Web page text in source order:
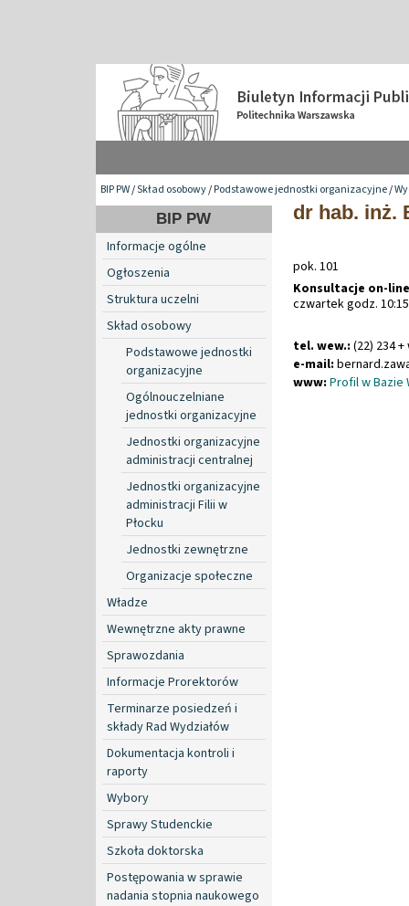
BIP PW/Skład osobowy/Podstawowe jednostki organizacyjne/
BIP PW
Informacje ogólne
Ogłoszenia
Struktura uczelni
Skład osobowy
Podstawowe jednostki
organizacyjne
Ogólnouczelniane
jednostki organizacyjne
Jednostki organizacyjne
administracji centralnej
Jednostki organizacyjne
administracji Filii w
Płocku
Jednostki zewnętrzne
Organizacje społeczne
Władze
Wewnętrzne akty prawne
Sprawozdania
Informacje Prorektorów
Terminarze posiedzeń i
składy Rad Wydziałów
Dokumentacja kontroli i
raporty
Wybory
Sprawy Studenckie
Szkoła doktorska
Postępowania w sprawie
nadania stopnia naukowego
dr hab. inż.
pok. 101
Konsultacje on-
czwartek godz.
tel. wew.: (22) 234
e-mail: bernard.
www: Profil w Bazie